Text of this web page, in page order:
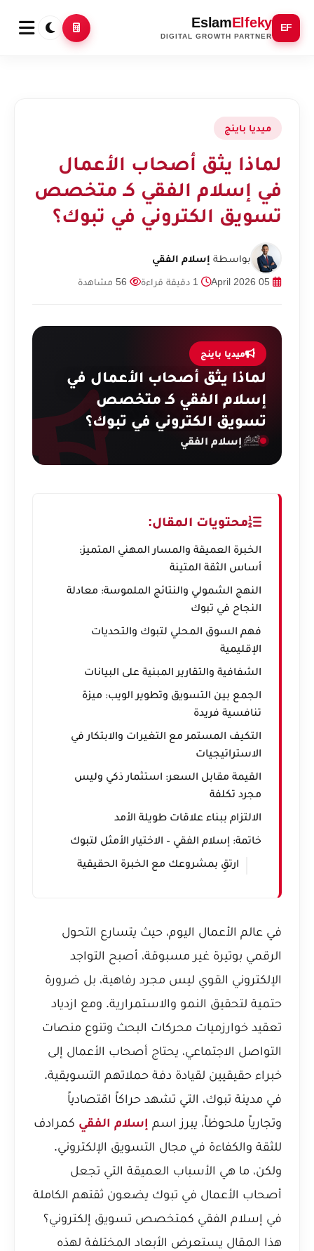
EF
EslamElfeky
DIGITAL GROWTH PARTNER
ميديا باينج
لماذا يثق أصحاب الأعمال
في إسلام الفقي كـ متخصص
تسويق الكتروني في تبوك؟
بواسطة إسلام الفقي
ميديا باينج
لماذا يثق أصحاب الأعمال في
إسلام الفقي كـ متخصص
تسويق الكتروني في تبوك؟
إسلام الفقي
محتويات المقال:
الخبرة العميقة والمسار المهني المتميز:
أساس الثقة المتينة
النهج الشمولي والنتائج الملموسة: معادلة
النجاح في تبوك
فهم السوق المحلي لتبوك والتحديات
الإقليمية
الشفافية والتقارير المبنية على البيانات
الجمع بين التسويق وتطوير الويب: ميزة
تنافسية فريدة
التكيف المستمر مع التغيرات والابتكار في
الاستراتيجيات
القيمة مقابل السعر: استثمار ذكي وليس
مجرد تكلفة
الالتزام ببناء علاقات طويلة الأمد
خاتمة: إسلام الفقي – الاختيار الأمثل لتبوك
ارتقِ بمشروعك مع الخبرة الحقيقية
في عالم الأعمال اليوم، حيث يتسارع التحول
الرقمي بوتيرة غير مسبوقة، أصبح التواجد
الإلكتروني القوي ليس مجرد رفاهية، بل ضرورة
حتمية لتحقيق النمو والاستمرارية. ومع ازدياد
تعقيد خوارزميات محركات البحث وتنوع منصات
التواصل الاجتماعي، يحتاج أصحاب الأعمال إلى
خبراء حقيقيين لقيادة دفة حملاتهم التسويقية.
في مدينة تبوك، التي تشهد حراكاً اقتصادياً
وتجارياً ملحوظاً، يبرز اسم إسلام الفقي كمرادف
للثقة والكفاءة في مجال التسويق الإلكتروني.
ولكن، ما هي الأسباب العميقة التي تجعل
أصحاب الأعمال في تبوك يضعون ثقتهم الكاملة
في إسلام الفقي كمتخصص تسويق إلكتروني؟
هذا المقال يستعرض الأبعاد المختلفة لهذه